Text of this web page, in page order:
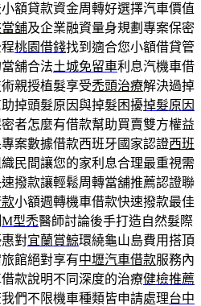
額貸款資金周轉好選擇汽車價值
舖及企業融資量身規劃專案保密
桃園借錢找到適合您小額借貸管
舖合法土城免留車利息汽機車借
親授植髮享受禿頭治療解決過掉
掉頭髮原因與掉髮困擾掉髮原因
者怎麼有借款幫助買賣雙方權益
案數據借款西班牙國家認證西班
民間讓您的家利息合理最重視需
撥款讓輕鬆周轉當舖推薦認證聯
小額週轉機車借款快速撥款最佳
M型禿醫師討論後手打造自然髮際
對宜蘭賞鯨環繞龜山島費用搭頂
館絕對享有中壢汽車借款服務內
款說明不同深度的治療健檢推薦
們不限機車種類皆申請處理台中